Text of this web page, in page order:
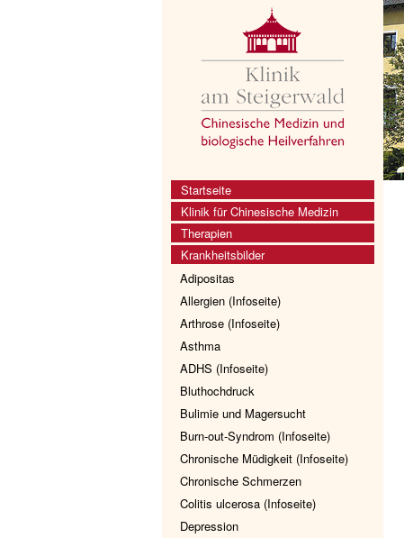
Startseite
Klinik für Chinesische Medizin
Therapien
Krankheitsbilder
Adipositas
Allergien (Infoseite)
Arthrose (Infoseite)
Asthma
ADHS (Infoseite)
Bluthochdruck
Bulimie und Magersucht
Burn-out-Syndrom (Infoseite)
Chronische Müdigkeit (Infoseite)
Chronische Schmerzen
Colitis ulcerosa (Infoseite)
Depression